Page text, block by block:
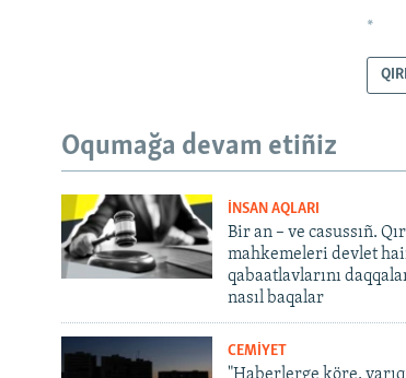
*
Oqumağa devam etiñiz
İNSAN AQLARI
Bir an – ve casussıñ.
mahkemeleri devlet
qabaatlavlarını
nasıl baqalar
CEMİYET
"Haberlerge köre,